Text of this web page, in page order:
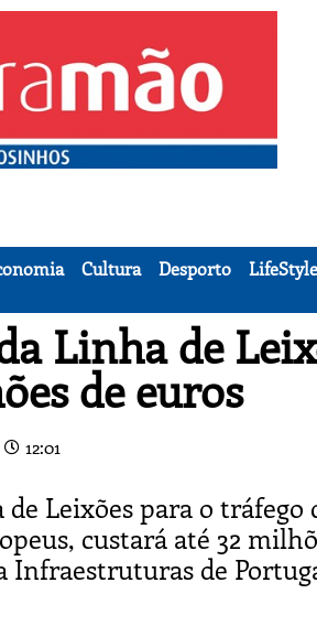
Cultura Desporto LifeStyle
Linha de
de euros
12:01
Leixões para o tráfego
custará até 32
Infraestruturas de